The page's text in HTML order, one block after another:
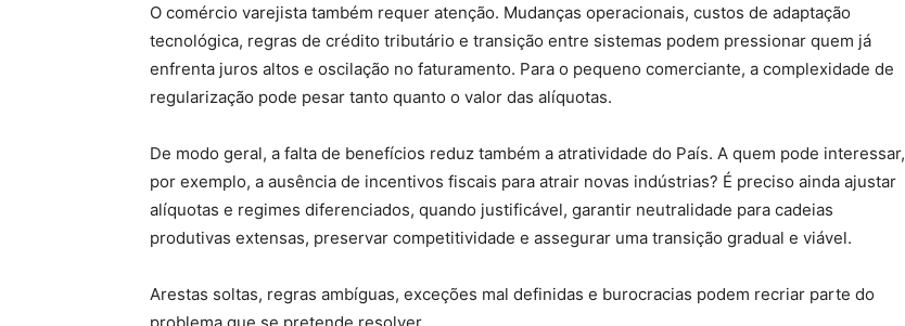
O comércio varejista também requer atenção. Mudanças operacionais, custos de adaptação
tecnológica, regras de crédito tributário e transição entre sistemas podem pressionar quem já
enfrenta juros altos e oscilação no faturamento. Para o pequeno comerciante, a complexidade de
regularização pode pesar tanto quanto o valor das alíquotas.
De modo geral, a falta de benefícios reduz também a atratividade do País. A quem pode interessar,
por exemplo, a ausência de incentivos fiscais para atrair novas indústrias? É preciso ainda ajustar
alíquotas e regimes diferenciados, quando justificável, garantir neutralidade para cadeias
produtivas extensas, preservar competitividade e assegurar uma transição gradual e viável.
Arestas soltas, regras ambíguas, exceções mal definidas e burocracias podem recriar parte do